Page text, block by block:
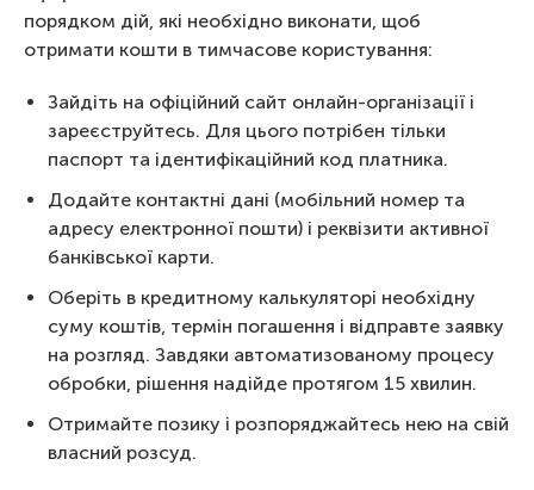
порядком дій, які необхідно виконати, щоб
отримати кошти в тимчасове користування:
Зайдіть на офіційний сайт онлайн-організації і
зареєструйтесь. Для цього потрібен тільки
паспорт та ідентифікаційний код платника.
Додайте контактні дані (мобільний номер та
адресу електронної пошти) і реквізити активної
банківської карти.
Оберіть в кредитному калькуляторі необхідну
суму коштів, термін погашення і відправте заявку
на розгляд. Завдяки автоматизованому процесу
обробки, рішення надійде протягом 15 хвилин.
Отримайте позику і розпоряджайтесь нею на свій
власний розсуд.